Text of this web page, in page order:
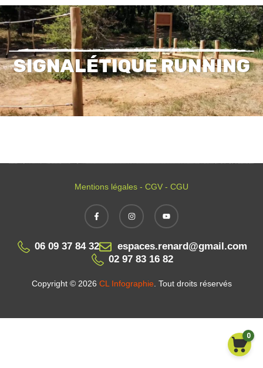
SIGNALÉTIQUE RUNNING
Mentions légales - CGV - CGU
06 09 37 84 32
espaces.renard@gmail.com
02 97 83 16 82
Copyright © 2026 CL Infographie . Tout droits réservés
0